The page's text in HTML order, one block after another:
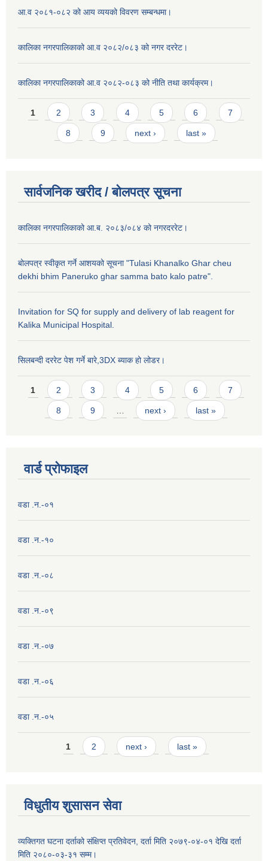
आ.व २०८१-०८२ को आय व्ययको विवरण सम्बन्धमा।
कालिका नगरपालिकाको आ.व २०८२/०८३ को नगर दररेट।
कालिका नगरपालिकाको आ.व २०८२-०८३ को नीति तथा कार्यक्रम।
Pages
1 2 3 4 5 6 7
8 9 next › last »
सार्वजनिक खरीद / बाेलपत्र सूचना
कालिका नगरपालिकाको आ.ब. २०८३/०८४ को नगरदररेट।
बोलपत्र स्वीकृत गर्ने आशयको सूचना "Tulasi Khanalko Ghar cheu
dekhi bhim Paneruko ghar samma bato kalo patre".
Invitation for SQ for supply and delivery of lab reagent for
Kalika Municipal Hospital.
सिलबन्दी दररेट पेश गर्ने बारे,3DX ब्याक हो लोडर।
Pages
1 2 3 4 5 6 7
8 9 next › last »
वार्ड प्राेफाइल
वडा .न.-०१
वडा .न.-१०
वडा .न.-०८
वडा .न.-०९
वडा .न.-०७
वडा .न.-०६
वडा .न.-०५
Pages1 2 next › last »
विधुतीय शुसासन सेवा
व्यक्तिगत घटना दर्ताको संक्षिप्त प्रतिवेदन, दर्ता मिति २०७९-०४-०१ देखि दर्ता
मिति २०८०-०३-३१ सम्म।